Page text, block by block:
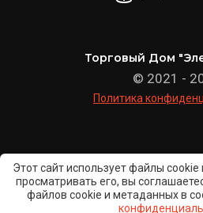
Этот сайт использует файлы
просматривать его, вы
файлов cookie и метаданных в
Торговый Дом
© 2021 -
Политика